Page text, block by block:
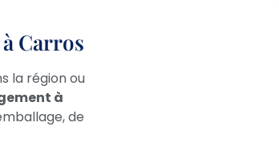
Carros
la région ou
à
de